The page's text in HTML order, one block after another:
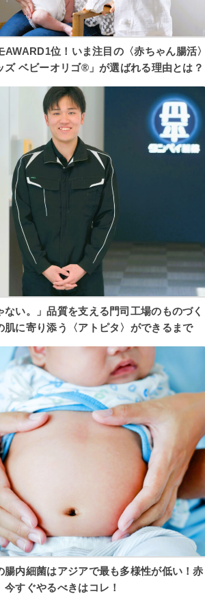
ズ ベビーオリゴ®」が選ばれる理由とは？
ない。」品質を支える門司工場のものづく
肌に寄り添う〈アトピタ〉ができるまで
腸内細菌はアジアで最も多様性が低い！赤
今すぐやるべきはコレ！